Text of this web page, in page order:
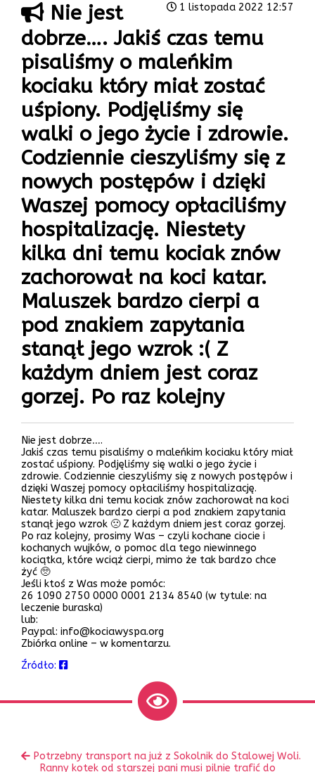
1 listopada 2022 12:57
Nie jest
dobrze…. Jakiś czas temu
pisaliśmy o maleńkim
kociaku który miał zostać
uśpiony. Podjęliśmy się
walki o jego życie i zdrowie.
Codziennie cieszyliśmy się z
nowych postępów i dzięki
Waszej pomocy opłaciliśmy
hospitalizację. Niestety
kilka dni temu kociak znów
zachorował na koci katar.
Maluszek bardzo cierpi a
pod znakiem zapytania
stanął jego wzrok :( Z
każdym dniem jest coraz
gorzej. Po raz kolejny
Nie jest dobrze….
Jakiś czas temu pisaliśmy o maleńkim kociaku który miał
zostać uśpiony. Podjęliśmy się walki o jego życie i
zdrowie. Codziennie cieszyliśmy się z nowych postępów i
dzięki Waszej pomocy opłaciliśmy hospitalizację.
Niestety kilka dni temu kociak znów zachorował na koci
katar. Maluszek bardzo cierpi a pod znakiem zapytania
stanął jego wzrok 🙁 Z każdym dniem jest coraz gorzej.
Po raz kolejny, prosimy Was – czyli kochane ciocie i
kochanych wujków, o pomoc dla tego niewinnego
kociątka, które wciąż cierpi, mimo że tak bardzo chce
żyć 🥺
Jeśli ktoś z Was może pomóc:
26 1090 2750 0000 0001 2134 8540 (w tytule: na
leczenie buraska)
lub:
Paypal: info@kociawyspa.org
Zbiórka online – w komentarzu.
Źródło:
innePoprzedni
wpis:
Potrzebny transport na już z Sokolnik do Stalowej Woli.
Ranny kotek od starszej pani musi pilnie trafić do